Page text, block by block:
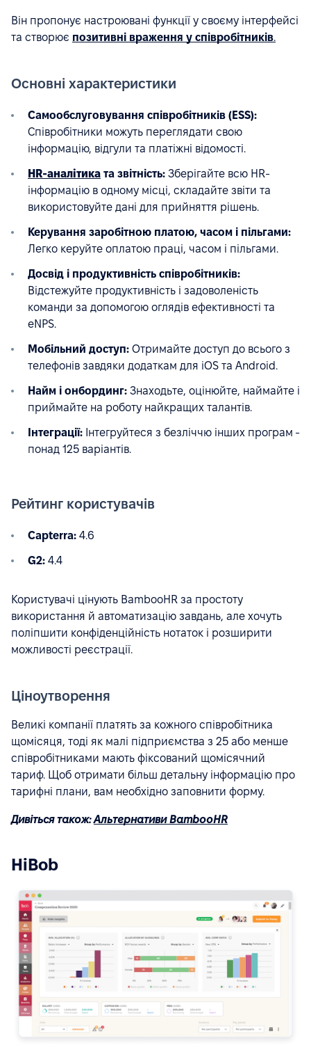
Він пропонує настроювані функції у своєму інтерфейсі
та створює позитивні враження у співробітників.
Основні характеристики
Самообслуговування співробітників (ESS):
Співробітники можуть переглядати свою
інформацію, відгули та платіжні відомості.
HR-аналітика та звітність: Зберігайте всю HR-
інформацію в одному місці, складайте звіти та
використовуйте дані для прийняття рішень.
Керування заробітною платою, часом і пільгами:
Легко керуйте оплатою праці, часом і пільгами.
Досвід і продуктивність співробітників:
Відстежуйте продуктивність і задоволеність
команди за допомогою оглядів ефективності та
eNPS.
Мобільний доступ: Отримайте доступ до всього з
телефонів завдяки додаткам для iOS та Android.
Найм і онбординг: Знаходьте, оцінюйте, наймайте і
приймайте на роботу найкращих талантів.
Інтеграції: Інтегруйтеся з безліччю інших програм -
понад 125 варіантів.
Рейтинг користувачів
Capterra: 4.6
G2: 4.4
Користувачі цінують BambooHR за простоту
використання й автоматизацію завдань, але хочуть
поліпшити конфіденційність нотаток і розширити
можливості реєстрації.
Ціноутворення
Великі компанії платять за кожного співробітника
щомісяця, тоді як малі підприємства з 25 або менше
співробітниками мають фіксований щомісячний
тариф. Щоб отримати більш детальну інформацію про
тарифні плани, вам необхідно заповнити форму.
Дивіться також:Альтернативи BambooHR
HiBob